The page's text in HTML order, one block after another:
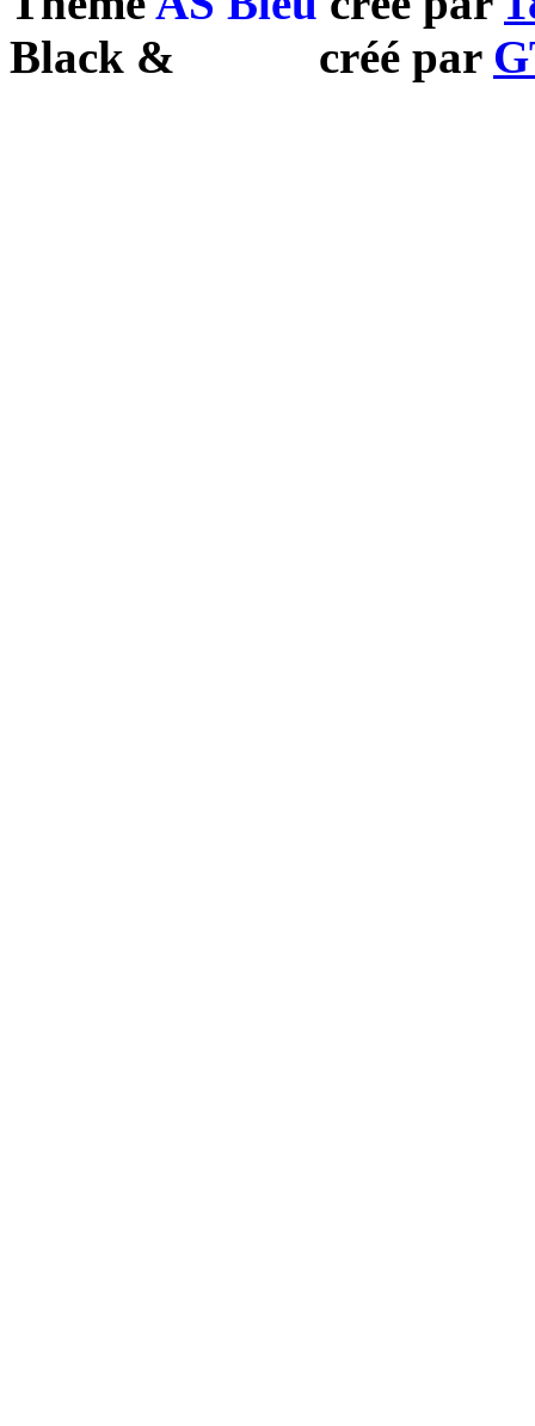
Black & créé par